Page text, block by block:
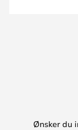
Ønsker du